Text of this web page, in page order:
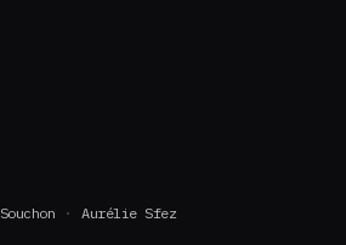
Aurélie Sfez